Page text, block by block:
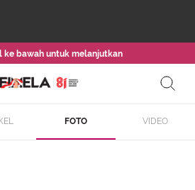
ke bawah untuk melanjutkan
FOTO VIDEO